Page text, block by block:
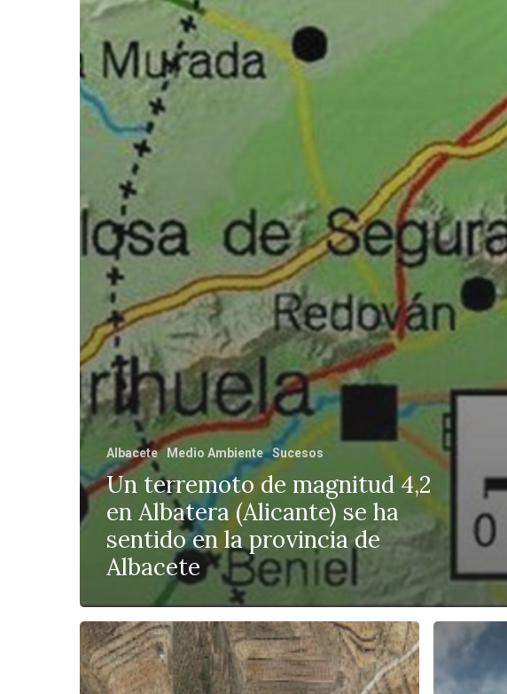
Albacete Medio Ambiente Sucesos
Un terremoto de magnitud 4,2
en Albatera (Alicante) se ha
sentido en la provincia de
Albacete